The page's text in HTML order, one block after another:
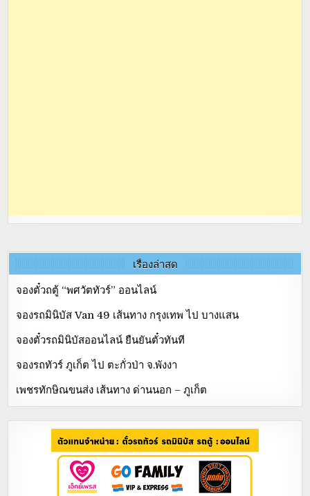
เรื่องล่าสุด
จองตั๋วถตู้ “พศวัตทัวร์” ออนไลน์
จองรถมินิบัส Van 49 เส้นทาง กรุงเทพ ไป บางแสน
จองตั๋วรถมินิบัสออนไลน์ ยืนยันตั๋วทันที
จองรถทัวร์ ภูเก็ต ไป ตะกั่วป่า จ.พังงา
เพชรทักษิณขนส่ง เส้นทาง ด่านนอก – ภูเก็ต